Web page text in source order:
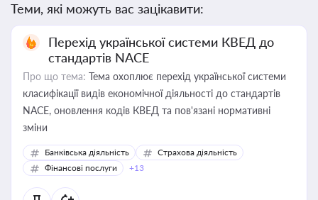
Теми, які можуть вас зацікавити:
Перехід української системи КВЕД до
стандартів NACE
Про що тема: Тема охоплює перехід української системи
класифікації видів економічної діяльності до стандартів
NACE, оновлення кодів КВЕД та пов'язані нормативні
зміни
Банківська діяльність
Страхова діяльність
Фінансові послуги
+13